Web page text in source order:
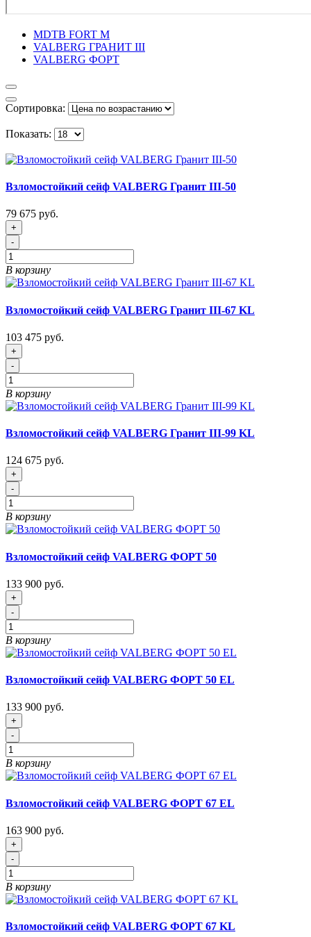
MDTB FORT M
VALBERG ГРАНИТ III
VALBERG ФОРТ
Сортировка:
Показать:
Взломостойкий сейф VALBERG Гранит III-50
79 675 руб.
+
-
В корзину
Взломостойкий сейф VALBERG Гранит III-67 KL
103 475 руб.
+
-
В корзину
Взломостойкий сейф VALBERG Гранит III-99 KL
124 675 руб.
+
-
В корзину
Взломостойкий сейф VALBERG ФОРТ 50
133 900 руб.
+
-
В корзину
Взломостойкий сейф VALBERG ФОРТ 50 EL
133 900 руб.
+
-
В корзину
Взломостойкий сейф VALBERG ФОРТ 67 EL
163 900 руб.
+
-
В корзину
Взломостойкий сейф VALBERG ФОРТ 67 KL